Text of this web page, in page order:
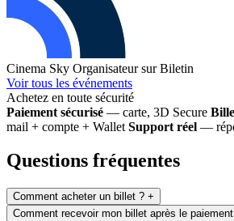
Cinema Sky Organisateur sur Biletin
Voir tous les événements
Achetez en toute sécurité
Paiement sécurisé — carte, 3D Secure
mail + compte + Wallet Support réel —
Questions fréquentes
Comment acheter un billet ? +
Comment recevoir mon billet après le